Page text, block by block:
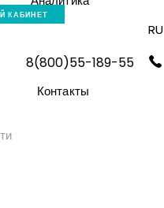
КАБИНЕТ
Контакты
RU
8(800)55-189-55